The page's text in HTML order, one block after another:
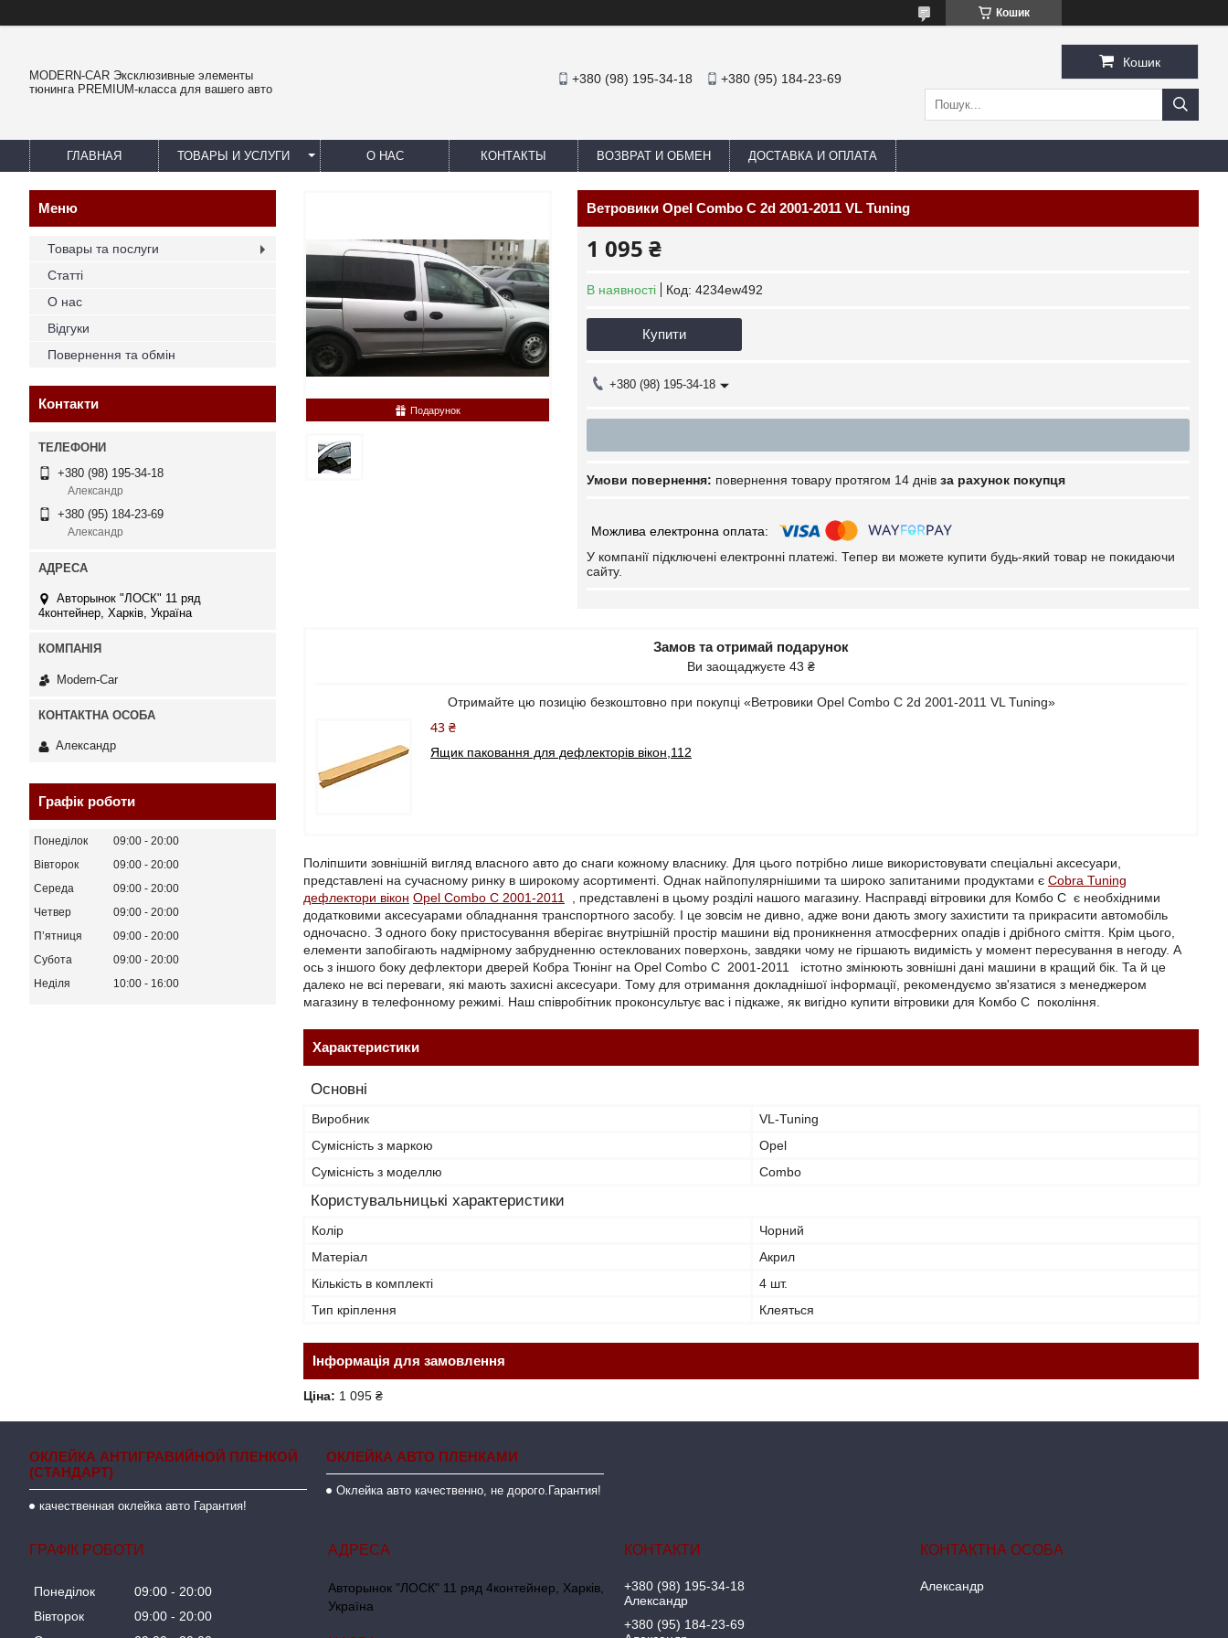
Кошик
MODERN-CAR Эксклюзивные элементы
тюнинга PREMIUM-класса для вашего авто
+380 (98) 195-34-18 +380 (95) 184-23-69
Кошик
ГЛАВНАЯ ТОВАРЫ И УСЛУГИ О НАС КОНТАКТЫ ВОЗВРАТ И ОБМЕН ДОСТАВКА И ОПЛАТА
Подарунок
Ветровики Opel Combo C 2d 2001-2011 VL Tuning
1 095 ₴
В наявності Код: 4234ew492
Купити
+380 (98) 195-34-18
повернення товару протягом 14 днів за рахунок покупця
У компанії підключені електронні платежі. Тепер ви можете купити будь-який товар не покидаючи
сайту.
Замов та отримай подарунок
Ви заощаджуєте 43 ₴
Отримайте цю позицію безкоштовно при покупці «Ветровики Opel Combo C 2d 2001-2011 VL Tuning»
43 ₴
Ящик паковання для дефлекторів вікон,112
Поліпшити зовнішній вигляд власного авто до снаги кожному власнику. Для цього потрібно лише використовувати спеціальні аксесуари,
представлені на сучасному ринку в широкому асортименті. Однак найпопулярнішими та широко запитаними продуктами є Cobra Tuning
дефлектори вікон Opel Combo C 2001-2011
, представлені в цьому розділі нашого магазину. Насправді вітровики для Комбо С є необхідними
додатковими аксесуарами обладнання транспортного засобу. І це зовсім не дивно, адже вони дають змогу захистити та прикрасити автомобіль
одночасно. З одного боку пристосування вберігає внутрішній простір машини від проникнення атмосферних опадів і дрібного сміття. Крім цього,
елементи запобігають надмірному забрудненню остеклованих поверхонь, завдяки чому не гіршають видимість у момент пересування в негоду. А
ось з іншого боку дефлектори дверей Кобра Тюнінг на Opel Combo C 2001-2011 істотно змінюють зовнішні дані машини в кращий бік. Та й це
далеко не всі переваги, які мають захисні аксесуари. Тому для отримання докладнішої інформації, рекомендуємо зв'язатися з менеджером
магазину в телефонному режимі. Наш співробітник проконсультує вас і підкаже, як вигідно купити вітровики для Комбо С покоління.
Характеристики
Основні
Виробник
VL-Tuning
Сумісність з маркою
Opel
Сумісність з моделлю
Combo
Користувальницькі характеристики
Колір
Чорний
Матеріал
Акрил
Кількість в комплекті
4 шт.
Тип кріплення
Клеяться
Інформація для замовлення
Ціна: 1 095 ₴
Товары та послуги
Статті
О нас
Відгуки
Повернення та обмін
Контакти
+380 (98) 195-34-18
Александр
+380 (95) 184-23-69
Александр
Авторынок "ЛОСК" 11 ряд
4контейнер, Харків, Україна
Modern-Car
Александр
Графік роботи
Понеділок 09:00
20:00
Вівторок
09:00
20:00
Середа
09:00
20:00
Четвер
09:00
20:00
Пʼятниця
09:00
20:00
Субота
09:00
20:00
Неділя
10:00 16:00
ОКЛЕЙКА АНТИГРАВИЙНОЙ ПЛЕНКОЙ
(СТАНДАРТ)
качественная оклейка авто Гарантия!
ОКЛЕЙКА АВТО ПЛЕНКАМИ
Оклейка авто качественно, не дорого.Гарантия!
ГРАФІК РОБОТИ
Понеділок 09:00
20:00
Вівторок
09:00
20:00
Авторынок "ЛОСК" 11 ряд 4контейнер, Харків,
Україна
+380 (98) 195-34-18
Александр
+380 (95) 184-23-69
Александр